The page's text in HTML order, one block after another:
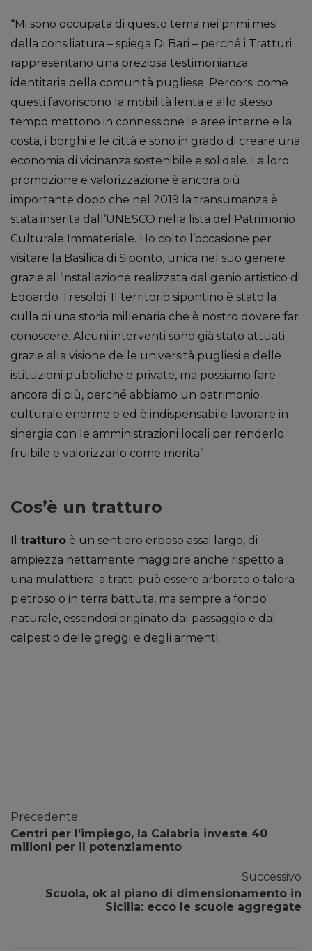
“Mi sono occupata di questo tema nei primi mesi
della consiliatura – spiega Di Bari – perché i Tratturi
rappresentano una preziosa testimonianza
identitaria della comunità pugliese. Percorsi come
questi favoriscono la mobilità lenta e allo stesso
tempo mettono in connessione le aree interne e la
costa, i borghi e le città e sono in grado di creare una
economia di vicinanza sostenibile e solidale. La loro
promozione e valorizzazione è ancora più
importante dopo che nel 2019 la transumanza è
stata inserita dall’UNESCO nella lista del Patrimonio
Culturale Immateriale. Ho colto l’occasione per
visitare la Basilica di Siponto, unica nel suo genere
grazie all’installazione realizzata dal genio artistico di
Edoardo Tresoldi. Il territorio sipontino è stato la
culla di una storia millenaria che è nostro dovere far
conoscere. Alcuni interventi sono già stato attuati
grazie alla visione delle università pugliesi e delle
istituzioni pubbliche e private, ma possiamo fare
ancora di più, perché abbiamo un patrimonio
culturale enorme e ed è indispensabile lavorare in
sinergia con le amministrazioni locali per renderlo
fruibile e valorizzarlo come merita”.
Cos’è un tratturo
Il tratturo è un sentiero erboso assai largo, di
ampiezza nettamente maggiore anche rispetto a
una mulattiera; a tratti può essere arborato o talora
pietroso o in terra battuta, ma sempre a fondo
naturale, essendosi originato dal passaggio e dal
calpestio delle greggi e degli armenti.
Precedente
Centri per l’impiego, la Calabria investe 40
milioni per il potenziamento
Successivo
Scuola, ok al piano di dimensionamento in
Sicilia: ecco le scuole aggregate